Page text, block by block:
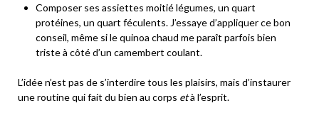
Composer ses assiettes moitié légumes, un quart
protéines, un quart féculents. J’essaye d’appliquer ce bon
conseil, même si le quinoa chaud me paraît parfois bien
triste à côté d’un camembert coulant.
L’idée n’est pas de s’interdire tous les plaisirs, mais d’instaurer
une routine qui fait du bien au corps età l’esprit.